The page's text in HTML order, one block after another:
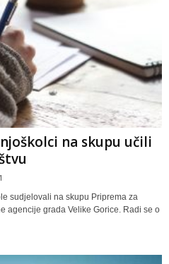
na skupu učili
sudjelovali na skupu Priprema za
agencije grada Velike Gorice. Radi se o